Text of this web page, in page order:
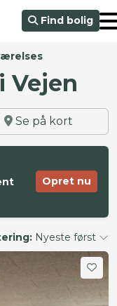
Find bolig
Vejen
Se på kort
Opret nu
Nyeste først